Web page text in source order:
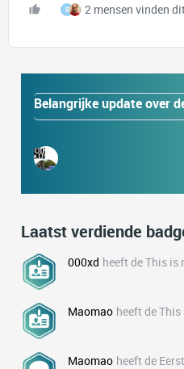
B 2 mensen vinden
Belangrijke update over
Laatst verdiende
000xd heeft de This is
Maomao heeft de
Maomao heeft de